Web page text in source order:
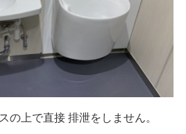
の上で直接 排泄をしません。